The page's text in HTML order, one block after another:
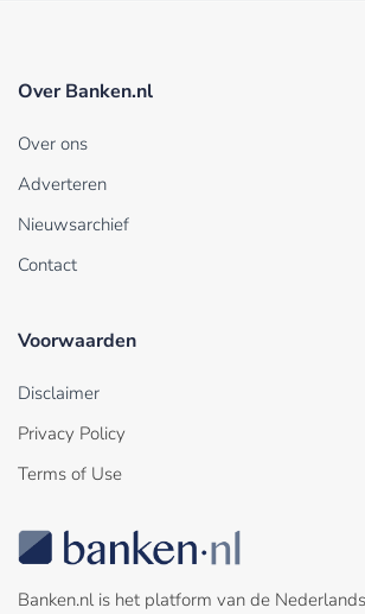
Over Banken.nl
Over ons
Adverteren
Nieuwsarchief
Contact
Voorwaarden
Disclaimer
Privacy Policy
Terms of Use
Banken.nl is het platform van de